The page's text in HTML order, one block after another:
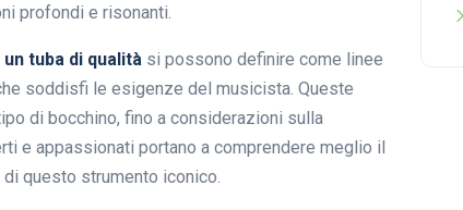
profondi e risonanti.
tuba di qualità si possono definire come linee
soddisfi le esigenze del musicista. Queste
di bocchino, fino a considerazioni sulla
e appassionati portano a comprendere meglio il
questo strumento iconico.